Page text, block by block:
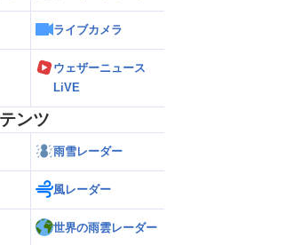
ライブカメラ
ウェザーニュース
LiVE
ンツ
雨雪レーダー
風レーダー
世界の雨雲レーダー